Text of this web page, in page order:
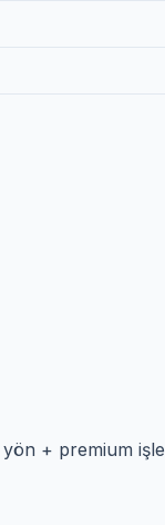
+ premium